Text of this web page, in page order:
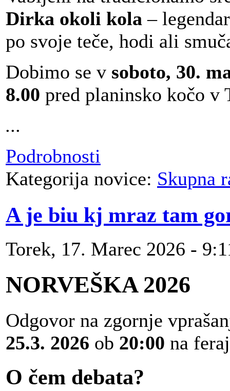
Dirka okoli kola –
po svoje teče, hodi ali
Dobimo se v soboto, 30.
8.00 pred planinsko kočo v
...
Podrobnosti
Kategorija novice: Skupna
A je biu kj mraz tam
Torek, 17. Marec 2026 -
NORVEŠKA 2026
Odgovor na zgornje
25.3. 2026 ob 20:00 na
O čem debata?